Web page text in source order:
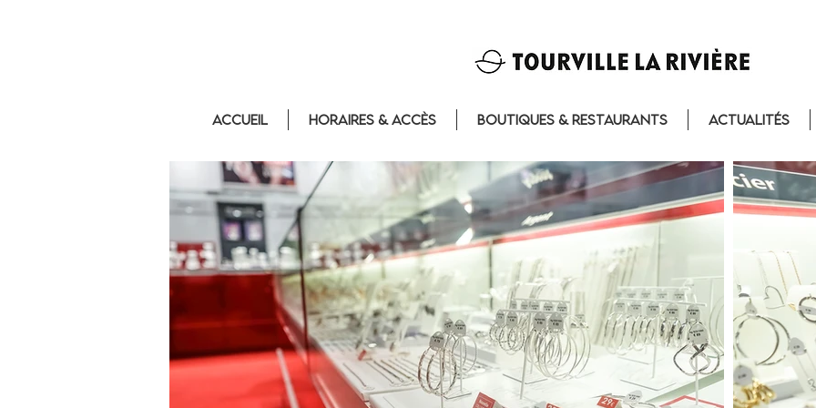
Accueil Horaires & accès Boutiques & Restaurants Actualités